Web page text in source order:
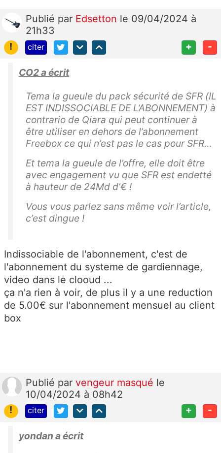
Publié par Edsetton le 09/04/2024 à
21h33
!
citer + -
CO2 a écrit
Tema la gueule du pack sécurité de SFR (IL
EST INDISSOCIABLE DE L’ABONNEMENT) à
contrario de Qiara qui peut continuer à
être utiliser en dehors de l’abonnement
Freebox ce qui n’est pas le cas pour SFR…
Et tema la gueule de l’offre, elle doit être
avec engagement vu que SFR est endetté
à hauteur de 24Md d’€ !
Vous vous parlez sans même voir l’article,
c’est dingue !
Indissociable de l'abonnement, c'est de
l'abonnement du systeme de gardiennage,
video dans le clooud ...
ça n'a rien à voir, de plus il y a une reduction
de 5.00€ sur l'abonnement mensuel au client
box
Publié par vengeur masqué le
10/04/2024 à 08h42
!
citer + -
yondan a écrit